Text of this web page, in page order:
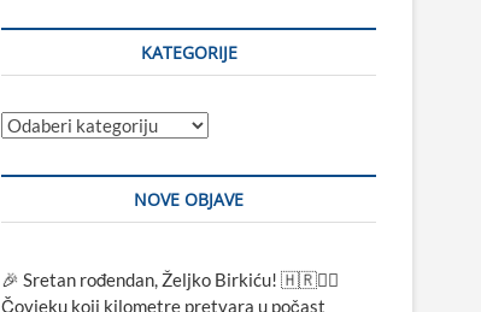
KATEGORIJE
Kategorije
NOVE OBJAVE
🎉 Sretan rođendan, Željko Birkiću! 🇭🇷🏃‍♂️
Čovjeku koji kilometre pretvara u počast